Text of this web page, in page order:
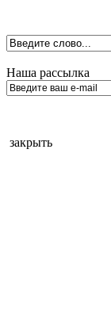
Наша рассылка
закрыть